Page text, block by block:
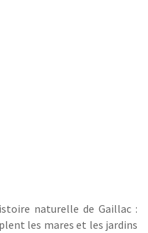
naturelle de Gaillac :
les mares et les jardins